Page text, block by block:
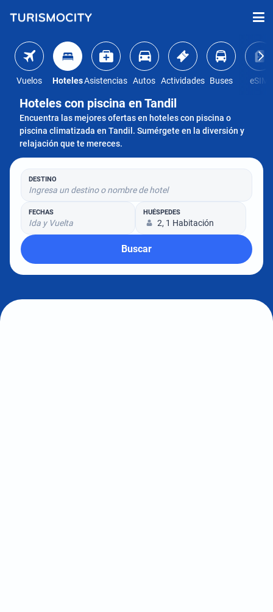
Vuelos HotelesAsistencias Autos Actividades Buses eSIM
Hoteles con piscina en Tandil
Encuentra las mejores ofertas en hoteles con piscina o
piscina climatizada en Tandil. Sumérgete en la diversión y
relajación que te mereces.
DESTINO
Ingresa un destino o nombre de hotel
FECHAS
Ida y Vuelta
HUÉSPEDES
2, 1 Habitación
Buscar